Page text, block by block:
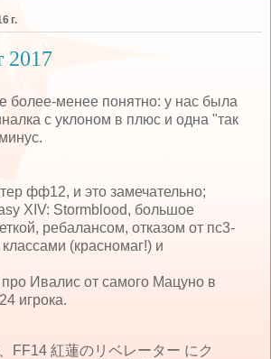
г.
2017
более-менее понятно: у нас была
с уклоном в плюс и одна "так
фф12, и это замечательно;
XIV: Stormblood, большое
ребалансом, отказом от пс3-
(красномаг!) и
Ивалис от самого Мацуно в
игрока.
FF14 紅蓮のリベレーター にク